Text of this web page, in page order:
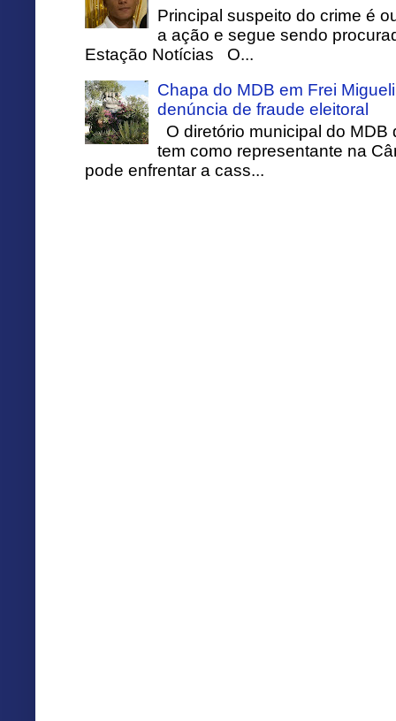
Principal suspeito do crime é
a ação e segue sendo
Estação Notícias O...
Chapa do MDB em Frei
denúncia de fraude eleitoral
O diretório municipal do
tem como representante na
pode enfrentar a cass...